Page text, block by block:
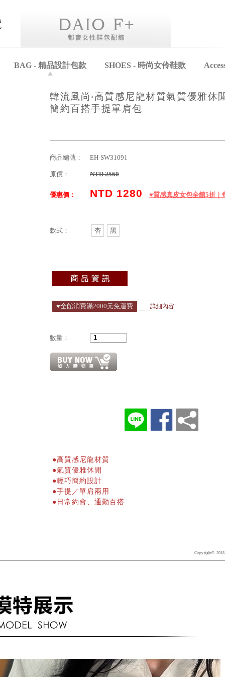
BAG - 精品設計包款 SHOES - 時尚女伶鞋款
韓流風尚‧高質感尼龍材質氣質優雅休
簡約百搭手提單肩包
商品編號： EH-SW31091
原價： NTD 2560
優惠價： NTD 1280 ♥️質感真皮女包全館5折｜
款式： 杏 黑
♥️全館消費滿2000元免運費 . . . 詳細內容
數量：
●高質感尼龍材質
●氣質優雅休閒
●輕巧簡約設計
●手提／單肩兩用
●日常約會、通勤百搭
Copyright©